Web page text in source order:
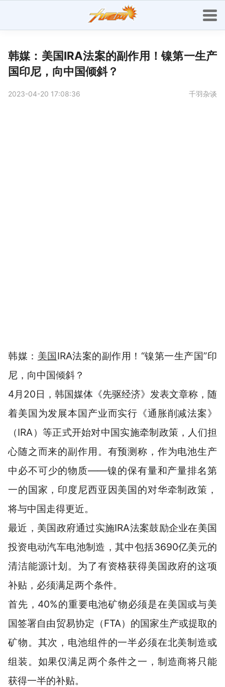
韩媒：美国IRA法案的副作用！镍第一生产
国印尼，向中国倾斜？
2023-04-20 17:08:36 千羽杂谈
韩媒： 美国IRA法案的副作用！“镍第一生产国”印
尼，向中国倾斜？
4月20日，韩国媒体《先驱经济》发表文章称，随
着美国为发展本国产业而实行《通胀削减法案》
（IRA）等正式开始对中国实施牵制政策，人们担
心随之而来的副作用。有预测称，作为电池生产
中必不可少的物质——镍的保有量和产量排名第
一的国家，印度尼西亚因美国的对华牵制政策，
将与中国走得更近。
最近，美国政府通过实施IRA法案鼓励企业在美国
投资电动汽车电池制造，其中包括3690亿美元的
清洁能源计划。为了有资格获得美国政府的这项
补贴，必须满足两个条件。
首先，40%的重要电池矿物必须是在美国或与美
国签署自由贸易协定（FTA）的国家生产或提取的
矿物。其次，电池组件的一半必须在北美制造或
组装。如果仅满足两个条件之一，制造商将只能
获得一半的补贴。